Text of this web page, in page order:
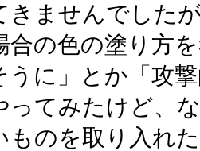
きませんでした
合の色の塗り方
うに」とか「攻
ってみたけど、
ものを取り入れ